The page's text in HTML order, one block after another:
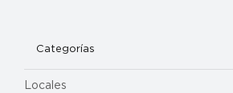
Categorías
Locales